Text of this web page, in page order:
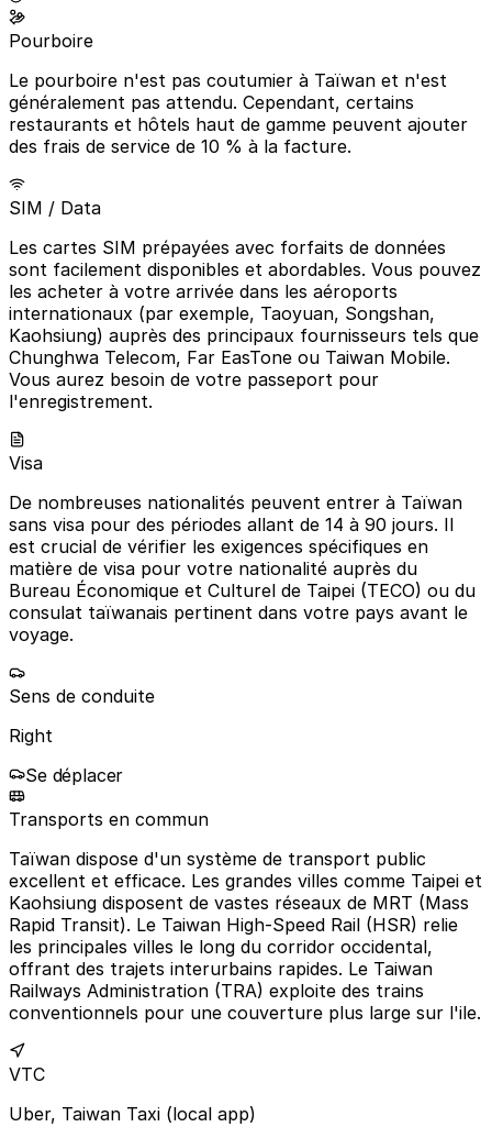
Pourboire
Le pourboire n'est pas coutumier à Taïwan et n'est
généralement pas attendu. Cependant, certains
restaurants et hôtels haut de gamme peuvent ajouter
des frais de service de 10 % à la facture.
SIM / Data
Les cartes SIM prépayées avec forfaits de données
sont facilement disponibles et abordables. Vous pouvez
les acheter à votre arrivée dans les aéroports
internationaux (par exemple, Taoyuan, Songshan,
Kaohsiung) auprès des principaux fournisseurs tels que
Chunghwa Telecom, Far EasTone ou Taiwan Mobile.
Vous aurez besoin de votre passeport pour
l'enregistrement.
Visa
De nombreuses nationalités peuvent entrer à Taïwan
sans visa pour des périodes allant de 14 à 90 jours. Il
est crucial de vérifier les exigences spécifiques en
matière de visa pour votre nationalité auprès du
Bureau Économique et Culturel de Taipei (TECO) ou du
consulat taïwanais pertinent dans votre pays avant le
voyage.
Sens de conduite
Right
Se déplacer
Transports en commun
Taïwan dispose d'un système de transport public
excellent et efficace. Les grandes villes comme Taipei et
Kaohsiung disposent de vastes réseaux de MRT (Mass
Rapid Transit). Le Taiwan High-Speed Rail (HSR) relie
les principales villes le long du corridor occidental,
offrant des trajets interurbains rapides. Le Taiwan
Railways Administration (TRA) exploite des trains
conventionnels pour une couverture plus large sur l'ile.
VTC
Uber, Taiwan Taxi (local app)